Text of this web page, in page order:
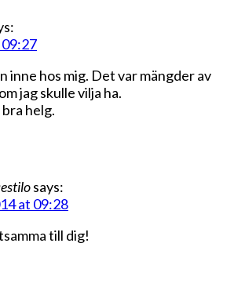
09:27
inne hos mig. Det var mängder av
jag skulle vilja ha.
helg.
says:
at 09:28
till dig!